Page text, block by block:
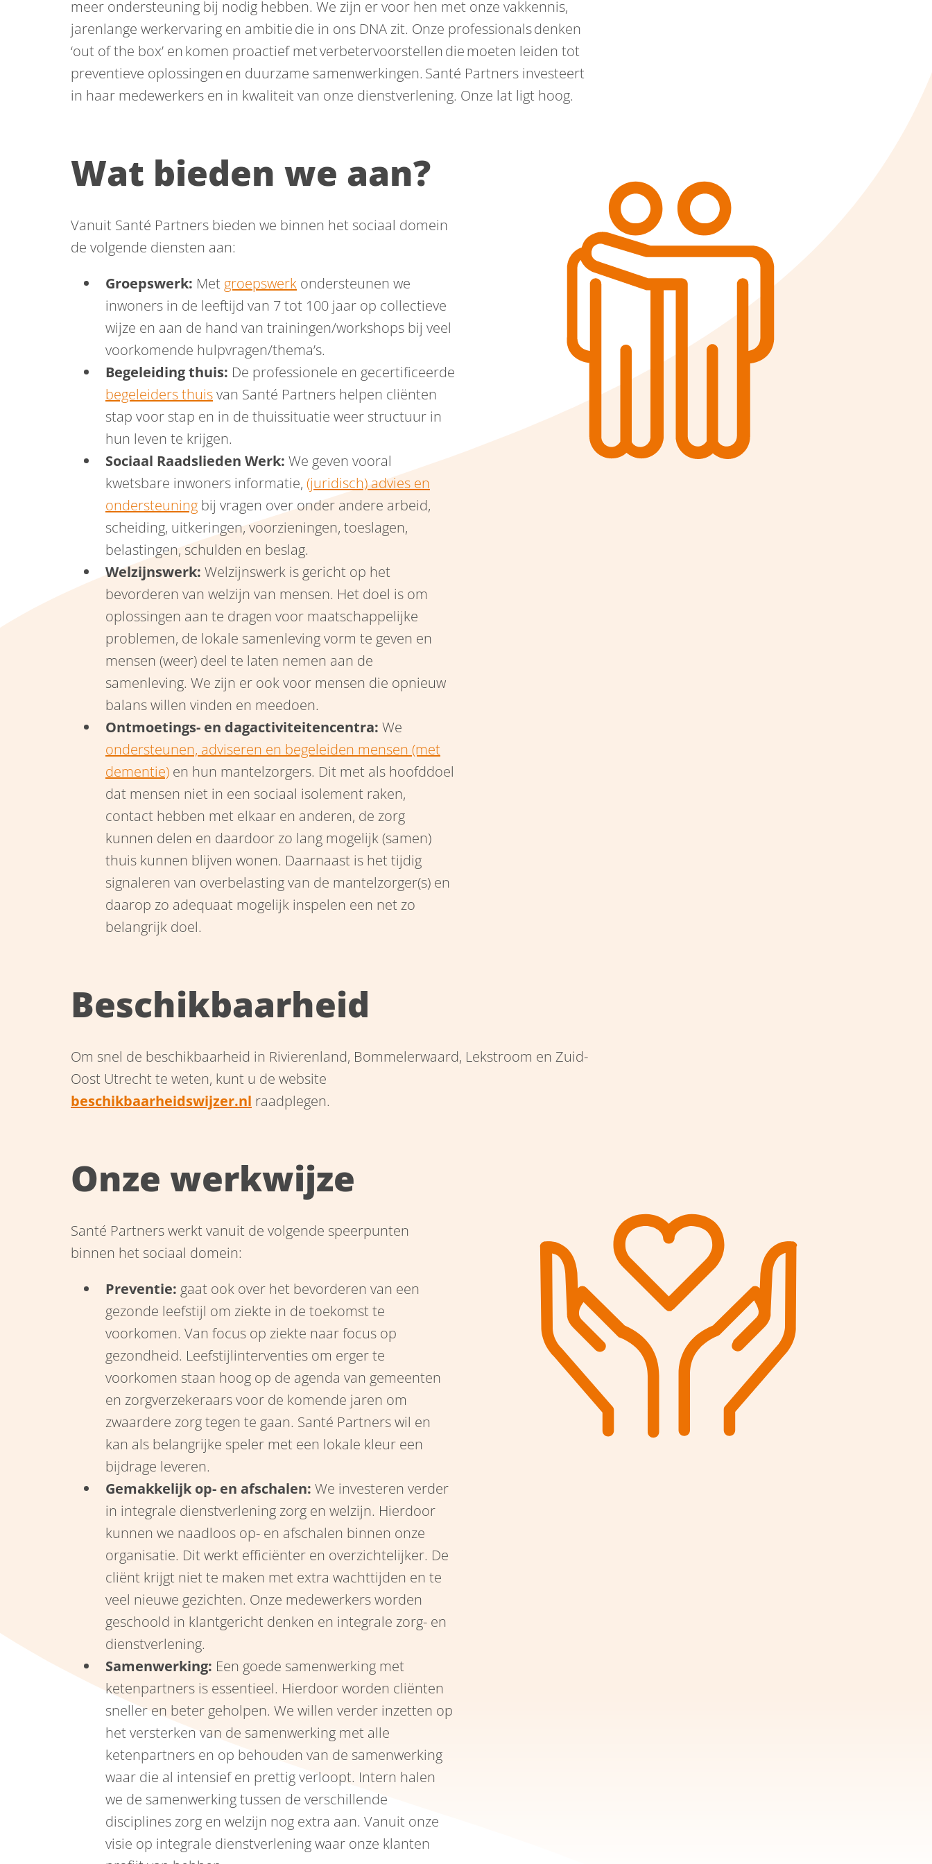
meer ondersteuning bij nodig hebben. We zijn er voor hen met onze vakkennis,
jarenlange werkervaring en ambitie die in ons DNA zit. Onze professionals denken
‘out of the box’ en komen proactief met verbetervoorstellen die moeten leiden tot
preventieve oplossingen en duurzame samenwerkingen. Santé Partners investeert
in haar medewerkers en in kwaliteit van onze dienstverlening. Onze lat ligt hoog.
Wat bieden we aan?
Vanuit Santé Partners bieden we binnen het sociaal domein
de volgende diensten aan:
Groepswerk: Met groepswerk ondersteunen we
inwoners in de leeftijd van 7 tot 100 jaar op collectieve
wijze en aan de hand van trainingen/workshops bij veel
voorkomende hulpvragen/thema’s.
Begeleiding thuis: De professionele en gecertificeerde
begeleiders thuisvan Santé Partners helpen cliënten
stap voor stap en in de thuissituatie weer structuur in
hun leven te krijgen.
Sociaal Raadslieden Werk: We geven vooral
kwetsbare inwoners informatie, (juridisch) advies en
ondersteuning bij vragen over onder andere arbeid,
scheiding, uitkeringen, voorzieningen, toeslagen,
belastingen, schulden en beslag.
Welzijnswerk: Welzijnswerk is gericht op het
bevorderen van welzijn van mensen. Het doel is om
oplossingen aan te dragen voor maatschappelijke
problemen, de lokale samenleving vorm te geven en
mensen (weer) deel te laten nemen aan de
samenleving. We zijn er ook voor mensen die opnieuw
balans willen vinden en meedoen.
Ontmoetings- en dagactiviteitencentra: We
ondersteunen, adviseren en begeleiden mensen (met
dementie) en hun mantelzorgers. Dit met als hoofddoel
dat mensen niet in een sociaal isolement raken,
contact hebben met elkaar en anderen, de zorg
kunnen delen en daardoor zo lang mogelijk (samen)
thuis kunnen blijven wonen. Daarnaast is het tijdig
signaleren van overbelasting van de mantelzorger(s) en
daarop zo adequaat mogelijk inspelen een net zo
belangrijk doel.
Beschikbaarheid
Om snel de beschikbaarheid in Rivierenland, Bommelerwaard, Lekstroom en Zuid-
Oost Utrecht te weten, kunt u de website
beschikbaarheidswijzer.nl raadplegen.
Onze werkwijze
Santé Partners werkt vanuit de volgende speerpunten
binnen het sociaal domein:
Preventie: gaat ook over het bevorderen van een
gezonde leefstijl om ziekte in de toekomst te
voorkomen. Van focus op ziekte naar focus op
gezondheid. Leefstijlinterventies om erger te
voorkomen staan hoog op de agenda van gemeenten
en zorgverzekeraars voor de komende jaren om
zwaardere zorg tegen te gaan. Santé Partners wil en
kan als belangrijke speler met een lokale kleur een
bijdrage leveren.
Gemakkelijk op- en afschalen: We investeren verder
in integrale dienstverlening zorg en welzijn. Hierdoor
kunnen we naadloos op- en afschalen binnen onze
organisatie. Dit werkt efficiënter en overzichtelijker. De
cliënt krijgt niet te maken met extra wachttijden en te
veel nieuwe gezichten. Onze medewerkers worden
geschoold in klantgericht denken en integrale zorg- en
dienstverlening.
Samenwerking: Een goede samenwerking met
ketenpartners is essentieel. Hierdoor worden cliënten
sneller en beter geholpen. We willen verder inzetten op
het versterken van de samenwerking met alle
ketenpartners en op behouden van de samenwerking
waar die al intensief en prettig verloopt. Intern halen
we de samenwerking tussen de verschillende
disciplines zorg en welzijn nog extra aan. Vanuit onze
visie op integrale dienstverlening waar onze klanten